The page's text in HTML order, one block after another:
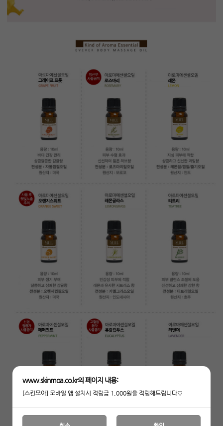
www.skinmoa.co.kr의 페이지 내용:
[스킨모아] 모바일 앱 설치시 적립금 1,000원을 적립해드립니다♡